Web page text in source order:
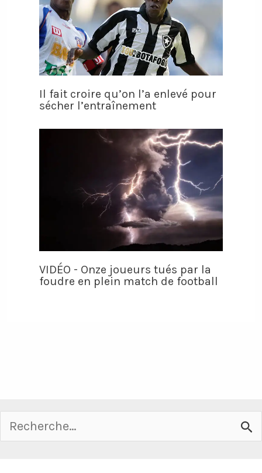
Il fait croire qu’on l’a enlevé pour
sécher l’entraînement
VIDÉO - Onze joueurs tués par la
foudre en plein match de football
Rechercher :